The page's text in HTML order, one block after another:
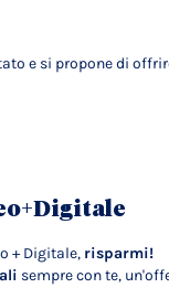
e si propone di
+ Digitale, risparmi!
sempre con te,